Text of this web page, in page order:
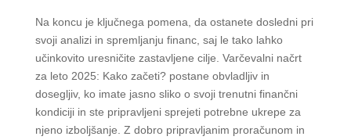
Na koncu je ključnega pomena, da ostanete dosledni pri
svoji analizi in spremljanju financ, saj le tako lahko
učinkovito uresničite zastavljene cilje. Varčevalni načrt
za leto 2025: Kako začeti? postane obvladljiv in
dosegljiv, ko imate jasno sliko o svoji trenutni finančni
kondiciji in ste pripravljeni sprejeti potrebne ukrepe za
njeno izboljšanje. Z dobro pripravljanim proračunom in